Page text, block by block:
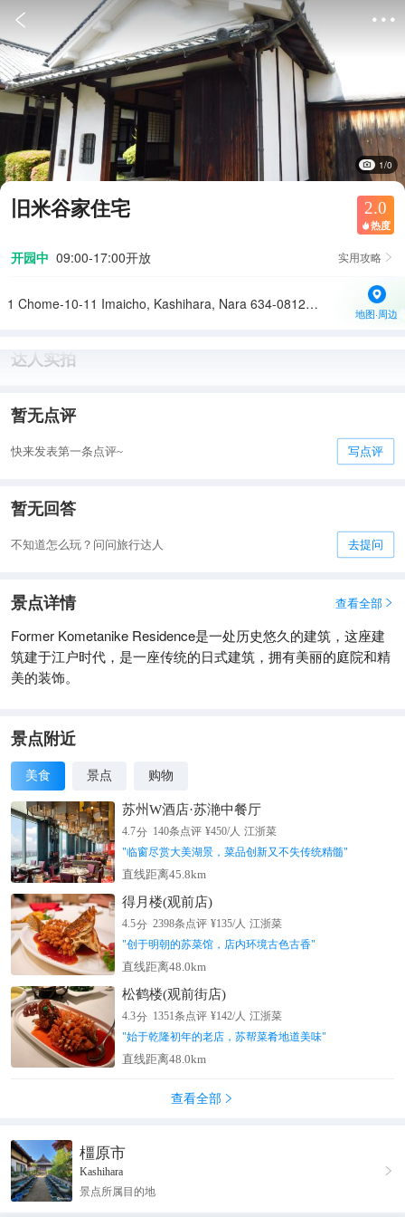
 
1/0
旧米谷家住宅 2.0
 热度
开园中 09:00-17:00开放 实用攻略 
1 Chome-10-11 Imaicho, Kashihara, Nara 634-0812日本
地图·周边
达人实拍
暂无点评
快来发表第一条点评~ 写点评
暂无回答
不知道怎么玩？问问旅行达人 去提问
景点详情 查看全部 
Former Kometanike Residence是一处历史悠久的建筑，这座建
筑建于江户时代，是一座传统的日式建筑，拥有美丽的庭院和精
美的装饰。
景点附近
美食 景点 购物
苏州W酒店·苏滟中餐厅
4.7分 140条点评 ¥450/人 江浙菜
"临窗尽赏大美湖景，菜品创新又不失传统精髓"
直线距离45.8km
得月楼(观前店)
4.5分 2398条点评 ¥135/人 江浙菜
"创于明朝的苏菜馆，店内环境古色古香"
直线距离48.0km
松鹤楼(观前街店)
4.3分 1351条点评 ¥142/人 江浙菜
"始于乾隆初年的老店，苏帮菜肴地道美味"
直线距离48.0km
查看全部 
橿原市
Kashihara
景点所属目的地
